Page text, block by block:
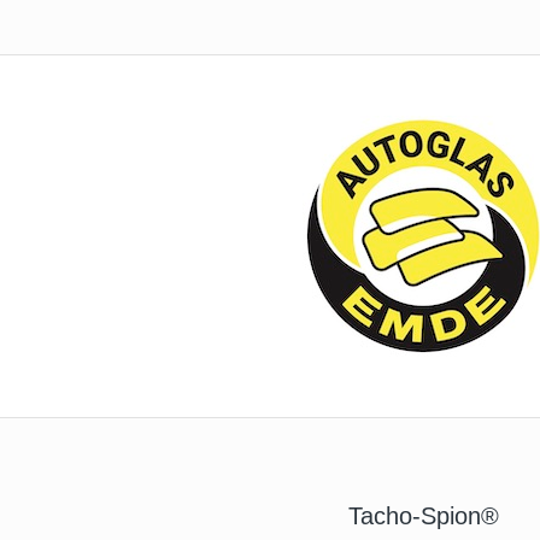
Tacho-Spion®